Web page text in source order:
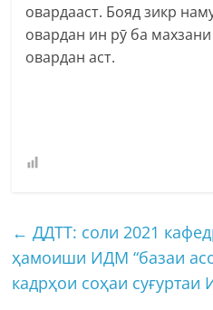
овардааст. Бояд зикр
овардан ин рӯ ба
овардан аст.
← ДДТТ: соли 2021
ҳамоиши ИДМ “базаи
кадрҳои соҳаи